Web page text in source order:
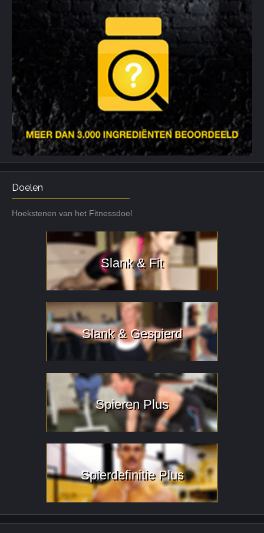
Doelen
Hoekstenen van het Fitnessdoel
Slank & Fit
Slank & Gespierd
Spieren Plus
Spierdefinitie Plus